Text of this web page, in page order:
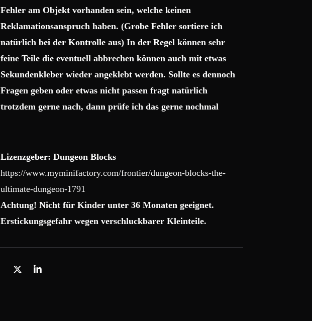
Fehler am Objekt vorhanden sein, welche keinen
Reklamationsanspruch haben. (Grobe Fehler sortiere ich
natürlich bei der Kontrolle aus) In der Regel können sehr
feine Teile die eventuell abbrechen können auch mit etwas
Sekundenkleber wieder angeklebt werden. Sollte es dennoch
Fragen geben oder etwas nicht passen fragt natürlich
trotzdem gerne nach, dann prüfe ich das gerne nochmal
Lizenzgeber: Dungeon Blocks
https://www.myminifactory.com/frontier/dungeon-blocks-the-
ultimate-dungeon-1791
Achtung! Nicht für Kinder unter 36 Monaten geeignet.
Erstickungsgefahr wegen verschluckbarer Kleinteile.
T
T